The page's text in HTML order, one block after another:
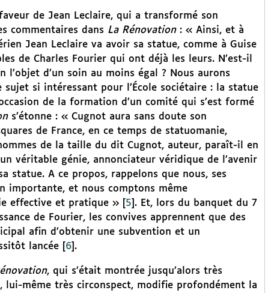
de Jean Leclaire, qui a transformé son
commentaires dans La Rénovation: « Ainsi, et à
Jean Leclaire va avoir sa statue, comme à Guise
de Charles Fourier qui ont déjà les leurs. N’est-il
d’un soin au moins égal ? Nous aurons
si intéressant pour l’École sociétaire : la statue
de la formation d’un comité qui s’est formé
s’étonne : « Cugnot aura sans doute son
de France, en ce temps de statuomanie,
de la taille du dit Cugnot, auteur, paraît-il en
véritable génie, annonciateur véridique de l’avenir
statue. A ce propos, rappelons que nous, ses
importante, et nous comptons même
effective et pratique »[ 5 . Et, lors du banquet du 7
de Fourier, les convives apprennent que des
afin d’obtenir une subvention et un
lancée[ 6] .
, qui s’était montrée jusqu’alors très
lui-même très circonspect, modifie profondément la